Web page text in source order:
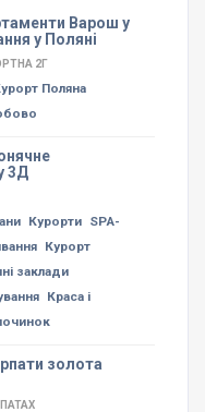
Варош у
у Поляні
2Г
Поляна
3Д
Курорти SPA-
Курорт
заклади
Краса і
золота